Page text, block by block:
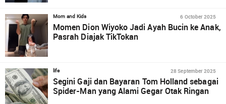
Mom and Kids 6 October 2025
Momen Dion Wiyoko Jadi Ayah Bucin ke Anak,
Pasrah Diajak TikTokan
life 28 September 2025
Segini Gaji dan Bayaran Tom Holland sebagai
Spider-Man yang Alami Gegar Otak Ringan